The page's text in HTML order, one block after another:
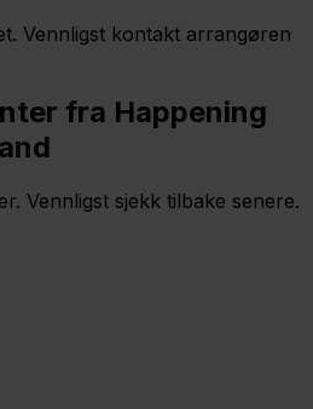
Vennligst kontakt arrangøren
fra Happening
Vennligst sjekk tilbake senere.